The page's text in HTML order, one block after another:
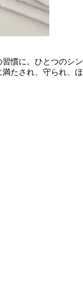
慣に。ひとつのシン
たされ、守られ、ほ